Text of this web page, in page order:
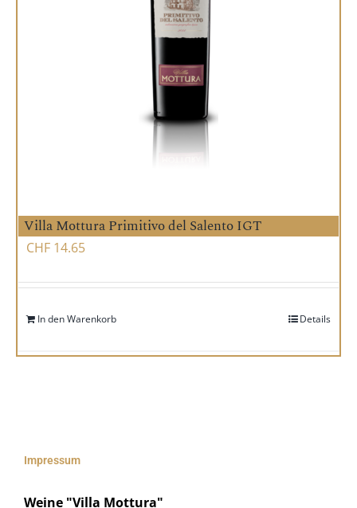
Villa Mottura Primitivo del Salento IGT
CHF 14.65
In den Warenkorb Details
Impressum
Weine "Villa Mottura"